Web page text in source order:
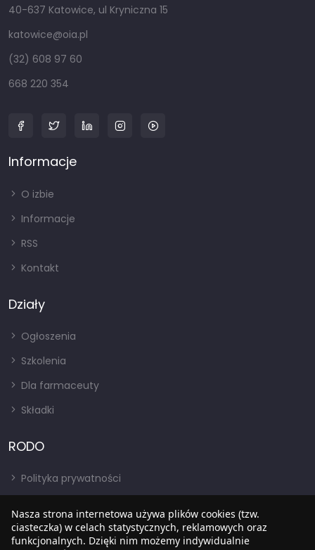
40-637 Katowice, ul Kryniczna 15
katowice@oia.pl
(32) 608 97 60
668 220 354
Informacje
O izbie
Informacje
RSS
Kontakt
Działy
Ogłoszenia
Szkolenia
Dla farmaceuty
Składki
RODO
Polityka prywatności
RODO
Nasza strona internetowa używa plików cookies (tzw.
ciasteczka) w celach statystycznych, reklamowych oraz
funkcjonalnych. Dzięki nim możemy indywidualnie